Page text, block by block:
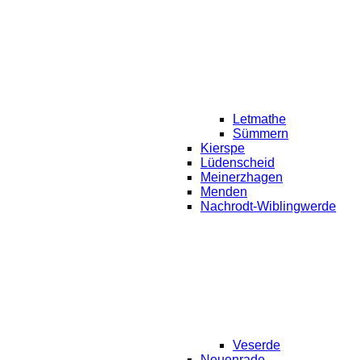
Letmathe
Sümmern
Kierspe
Lüdenscheid
Meinerzhagen
Menden
Nachrodt-Wiblingwerde
Veserde